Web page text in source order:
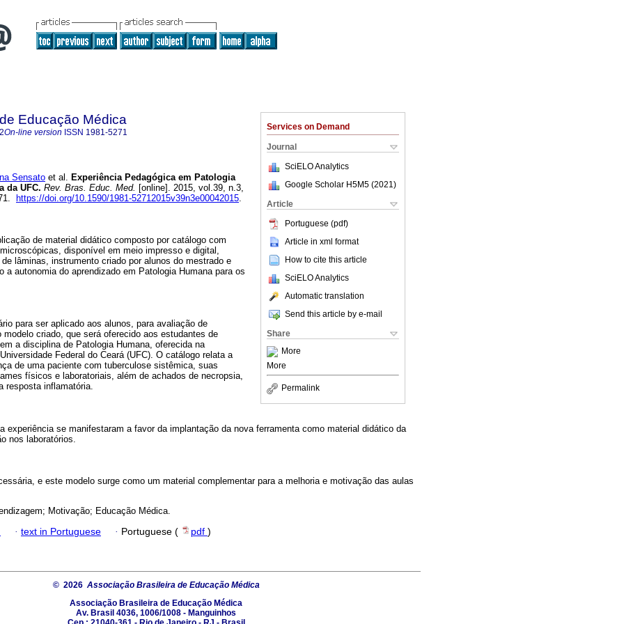
Services on Demand
Journal
SciELO Analytics
Google Scholar H5M5 (2021 )
Article
Portuguese (pdf)
Article in xml format
How to cite this article
SciELO Analytics
Automatic translation
Send this article by e-mail
Share
More
More
Permalink
Educação Médica
On-line version ISSN 1981-5271
Sensato et al. Experiência Pedagógica em Patologia
da UFC. Rev. Bras. Educ. Med. [online]. 2015, vol.39, n.3,
https://doi.org/10.1590/1981-52712015v39n3e00042015.
de material didático composto por catálogo com
disponível em meio impresso e digital,
lâminas, instrumento criado por alunos do mestrado e
a autonomia do aprendizado em Patologia Humana para os
para ser aplicado aos alunos, para avaliação de
criado, que será oferecido aos estudantes de
a disciplina de Patologia Humana, oferecida na
Federal do Ceará (UFC). O catálogo relata a
de uma paciente com tuberculose sistêmica, suas
físicos e laboratoriais, além de achados de necropsia,
resposta inflamatória.
experiência se manifestaram a favor da implantação da nova ferramenta como material didático da
nos laboratórios.
e este modelo surge como um material complementar para a melhoria e motivação das aulas
Motivação; Educação Médica.
· text in Portuguese · Portuguese ( pdf )
© 2026 Associação Brasileira de Educação Médica
Associação Brasileira de Educação Médica
Av. Brasil 4036, 1006/1008 - Manguinhos